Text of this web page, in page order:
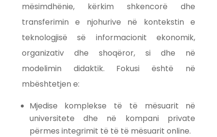
mësimdhënie, kërkim shkencorë dhe
transferimin e njohurive në kontekstin e
teknologjisë së informacionit ekonomik,
organizativ dhe shoqëror, si dhe në
modelimin didaktik. Fokusi është në
mbështetjen e:
Mjedise komplekse të të mësuarit në
universitete dhe në kompani private
përmes integrimit të të të mësuarit online.